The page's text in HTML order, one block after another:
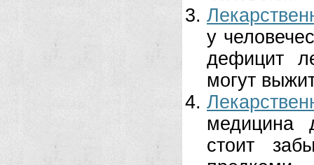
у
дефицит
могут
медицина
стоит